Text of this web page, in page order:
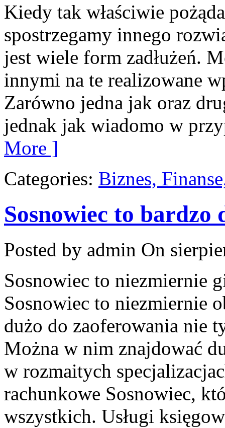
Kiedy tak właściwie
spostrzegamy innego
jest wiele form zadłużeń.
innymi na te realizowane
Zarówno jedna jak oraz
jednak jak wiadomo w
More ]
Categories: Biznes,
Sosnowiec to bardzo
Posted by admin On
Sosnowiec to niezmiernie
Sosnowiec to niezmiernie
dużo do zaoferowania nie
Można w nim znajdować
w rozmaitych
rachunkowe Sosnowiec,
wszystkich. Usługi